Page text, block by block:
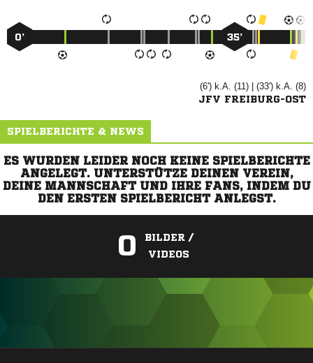
0’ 35’
(6') k.A. (11) | (33') k.A. (8)
JFV FREIBURG-OST
SPIELBERICHTE & NEWS
ES WURDEN LEIDER NOCH KEINE SPIELBERICHTE
ANGELEGT. UNTERSTÜTZE DEINEN VEREIN,
DEINE MANNSCHAFT UND IHRE FANS, INDEM DU
DEN ERSTEN SPIELBERICHT ANLEGST.
0
BILDER /
VIDEOS